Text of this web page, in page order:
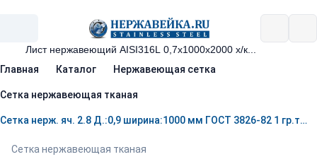
Главная Каталог Нержавеющая сетка
Сетка нержавеющая тканая
Сетка нерж. яч. 2.8 Д.:0,9 ширина:1000 мм ГОСТ 3826-82 1 гр.точности
Сетка нержавеющая тканая